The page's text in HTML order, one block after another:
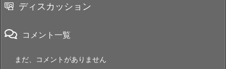
ディスカッション
コメント一覧
まだ、コメントがありません